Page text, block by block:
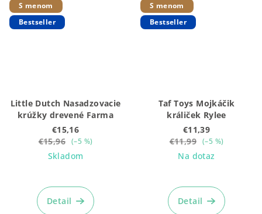
S menom
Bestseller
Little Dutch Nasadzovacie
krúžky drevené Farma
€15,16
€15,96 (–5 %)
Skladom
Detail
S menom
Bestseller
Taf Toys Mojkáčik
králiček Rylee
€11,39
€11,99 (–5 %)
Na dotaz
hodnotenie
produktu
Detail